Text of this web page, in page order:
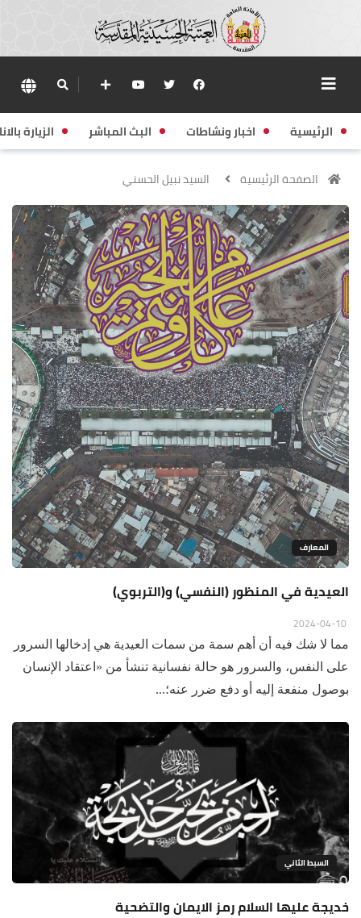
الرئيسية اخبار ونشاطات البث المباشر الزيارة
الصفحة الرئيسية السيد نبيل الحسني
المعارف
العيدية في المنظور (النفسي) و(التربوي)
مما لا شك فيه أن أهم سمة من سمات العيدية هي إدخالها السرور
على النفس، والسرور هو حالة نفسانية تنشأ من «اعتقاد الإنسان
بوصول منفعة إليه أو دفع ضرر عنه؛...
السبط الثاني
خديجة عليها السلام رمز الايمان والتضحية